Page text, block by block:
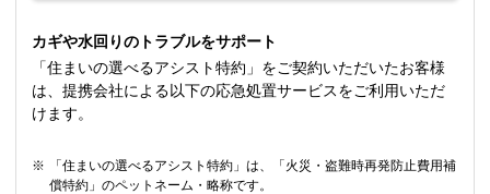
カギや水回りのトラブルをサポート
「住まいの選べるアシスト特約」をご契約いただいたお客様
は、提携会社による以下の応急処置サービスをご利用いただ
けます。
※
「住まいの選べるアシスト特約」は、「火災・盗難時再発防止費用補
償特約」のペットネーム・略称です。